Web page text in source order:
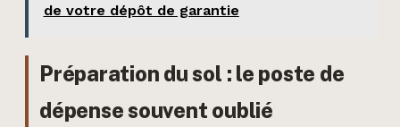
de votre dépôt de garantie
Préparation du sol : le poste de
dépense souvent oublié